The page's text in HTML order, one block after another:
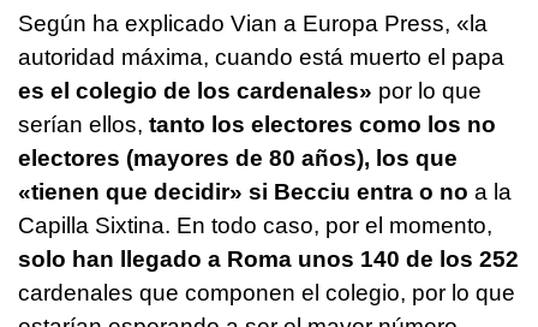
Según ha explicado Vian a Europa Press, «la
autoridad máxima, cuando está muerto el papa
es el colegio de los cardenales» por lo que
serían ellos, tanto los electores como los no
electores (mayores de 80 años), los que
«tienen que decidir» si Becciu entra o no a la
Capilla Sixtina. En todo caso, por el momento,
solo han llegado a Roma unos 140 de los 252
cardenales que componen el colegio, por lo que